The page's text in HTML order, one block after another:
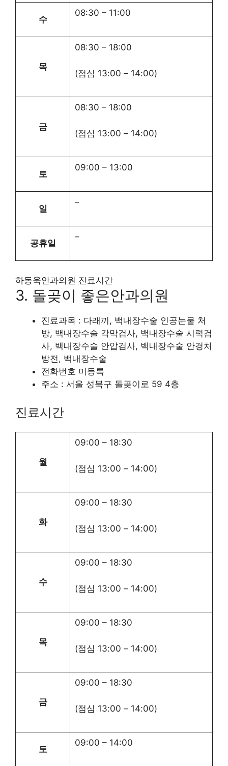
수
08:30 – 11:00
목
08:30 – 18:00
(점심 13:00 – 14:00)
금
08:30 – 18:00
(점심 13:00 – 14:00)
토
09:00 – 13:00
일
–
공휴일
–
하동욱안과의원 진료시간
3. 돌곶이 좋은안과의원
진료과목 : 다래끼, 백내장수술 인공눈물 처
방, 백내장수술 각막검사, 백내장수술 시력검
사, 백내장수술 안압검사, 백내장수술 안경처
방전, 백내장수술
전화번호 미등록
주소 : 서울 성북구 돌곶이로 59 4층
진료시간
월
09:00 – 18:30
(점심 13:00 – 14:00)
화
09:00 – 18:30
(점심 13:00 – 14:00)
수
09:00 – 18:30
(점심 13:00 – 14:00)
목
09:00 – 18:30
(점심 13:00 – 14:00)
금
09:00 – 18:30
(점심 13:00 – 14:00)
토
09:00 – 14:00